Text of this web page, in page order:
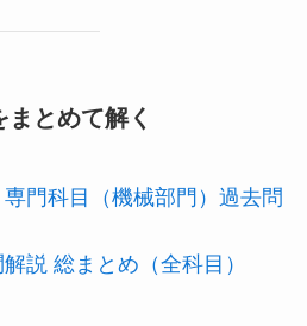
とめて解く
門科目（機械部門）過去問
説 総まとめ（全科目）